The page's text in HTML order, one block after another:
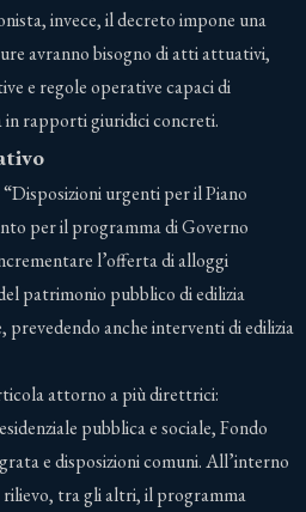
invece, il decreto impone una
avranno bisogno di atti attuativi,
e regole operative capaci di
rapporti giuridici concreti.
urgenti per il Piano
per il programma di Governo
l’offerta di alloggi
patrimonio pubblico di edilizia
prevedendo anche interventi di edilizia
attorno a più direttrici:
pubblica e sociale, Fondo
e disposizioni comuni. All’interno
tra gli altri, il programma